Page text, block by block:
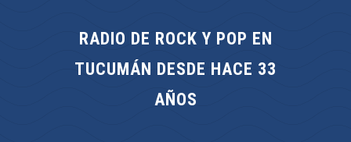
RADIO DE ROCK Y POP EN
TUCUMÁN DESDE HACE 33
AÑOS